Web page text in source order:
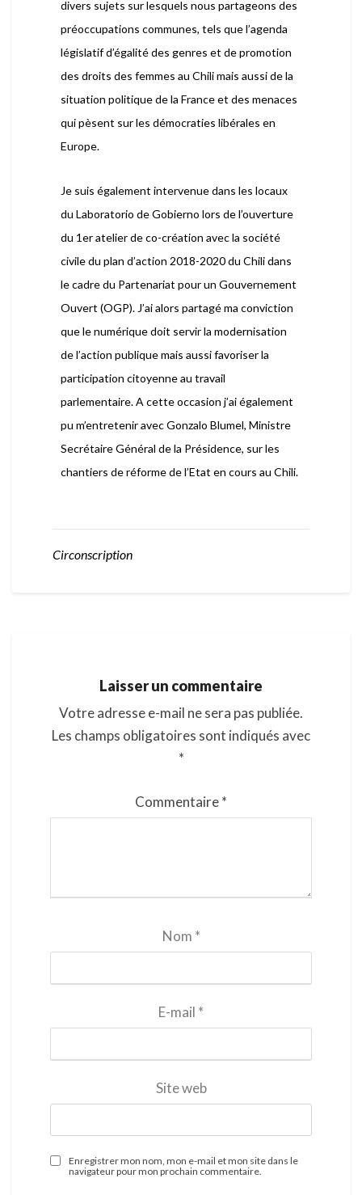
divers sujets sur lesquels nous partageons des
préoccupations communes, tels que l’agenda
législatif d’égalité des genres et de promotion
des droits des femmes au Chili mais aussi de la
situation politique de la France et des menaces
qui pèsent sur les démocraties libérales en
Europe.
Je suis également intervenue dans les locaux
du Laboratorio de Gobierno lors de l’ouverture
du 1er atelier de co-création avec la société
civile du plan d’action 2018-2020 du Chili dans
le cadre du Partenariat pour un Gouvernement
Ouvert (OGP). J’ai alors partagé ma conviction
que le numérique doit servir la modernisation
de l’action publique mais aussi favoriser la
participation citoyenne au travail
parlementaire. A cette occasion j’ai également
pu m’entretenir avec Gonzalo Blumel, Ministre
Secrétaire Général de la Présidence, sur les
chantiers de réforme de l’Etat en cours au Chili.
Circonscription
Laisser un commentaire
Votre adresse e-mail ne sera pas publiée.
Les champs obligatoires sont indiqués avec
*
Commentaire*
Nom *
E-mail *
Site web
Enregistrer mon nom, mon e-mail et mon site dans le
navigateur pour mon prochain commentaire.